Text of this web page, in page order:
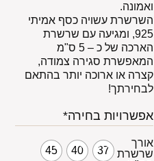
ואמונה.
השרשרת עשויה כסף אמיתי
925, ומגיעה עם שרשרת
הארכה של כ – 5 ס"מ
המאפשרת סגירה צמודה,
קצרה או ארוכה יותר בהתאם
לבחירתך!
אפשרויות בחירה*
אורך
שרשרת
37
40
45